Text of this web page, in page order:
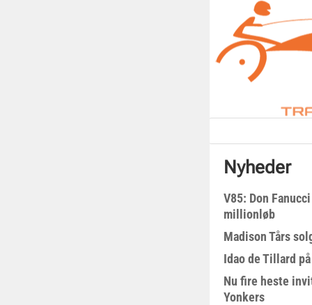
Nyheder
V85: Don
millionløb
Madison Tårs
Idao de Tillard
Nu fire heste
Yonkers